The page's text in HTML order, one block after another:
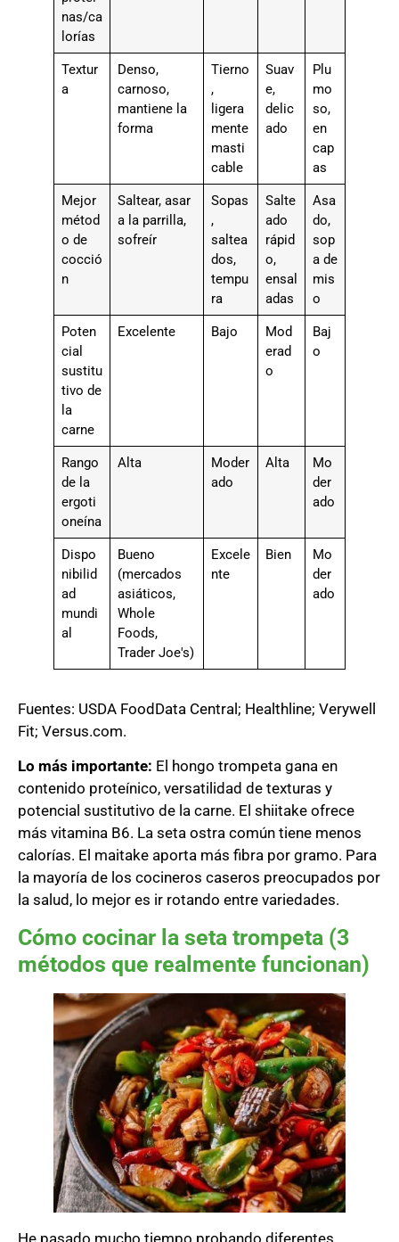
nas/ca
lorías
Textur
a
Denso,
carnoso,
mantiene la
forma
Tierno
,
ligera
mente
masti
cable
Suav
e,
delic
ado
Plu
mo
so,
en
cap
as
Mejor
métod
o de
cocció
n
Saltear, asar
a la parrilla,
sofreír
Sopas
,
saltea
dos,
tempu
ra
Salte
ado
rápid
o,
ensal
adas
Asa
do,
sop
a de
mis
o
Poten
cial
sustitu
tivo de
la
carne
Excelente Bajo
Mod
erad
o
Baj
o
Rango
de la
ergoti
oneína
Alta
Moder
ado
Alta
Mo
der
ado
Dispo
nibilid
ad
mundi
al
Bueno
(mercados
asiáticos,
Whole
Foods,
Trader Joe's)
Excele
nte
Bien
Mo
der
ado
Fuentes: USDA FoodData Central; Healthline; Verywell
Fit; Versus.com.
Lo más importante: El hongo trompeta gana en
contenido proteínico, versatilidad de texturas y
potencial sustitutivo de la carne. El shiitake ofrece
más vitamina B6. La seta ostra común tiene menos
calorías. El maitake aporta más fibra por gramo. Para
la mayoría de los cocineros caseros preocupados por
la salud, lo mejor es ir rotando entre variedades.
Cómo cocinar la seta trompeta (3
métodos que realmente funcionan)
He pasado mucho tiempo probando diferentes